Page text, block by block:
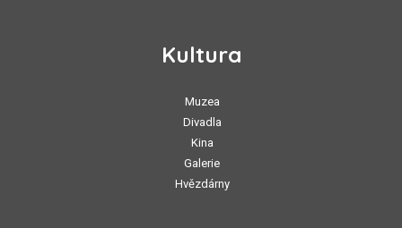
Kultura
Muzea
Divadla
Kina
Galerie
Hvězdárny